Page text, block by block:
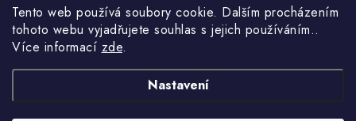
Tento web používá soubory cookie. Dalším procházením
tohoto webu vyjadřujete souhlas s jejich používáním..
Více informací zde.
Nastavení